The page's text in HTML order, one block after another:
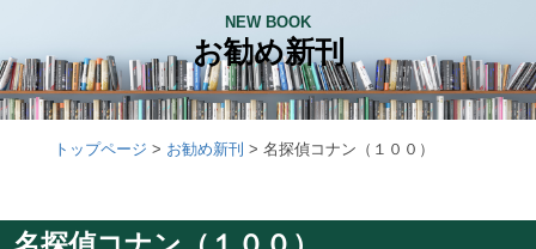
NEW BOOK
お勧め新刊
トップページ お勧め新刊 名探偵コナン（１００）